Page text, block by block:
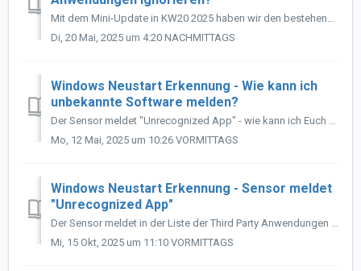
Mit dem Mini-Update in KW20 2025 haben wir den bestehenden Sensor um eine Vielzahl von Einstellungen erweitert, mit welcher man die Erkennung des Sensors be...
Di, 20 Mai, 2025 um 4:20 NACHMITTAGS
Windows Neustart Erkennung - Wie kann ich
unbekannte Software melden?
Der Sensor meldet "Unrecognized App" - wie kann ich Euch solche Software melden, damit sie in Zukunft erkannt wird? Lösung: Bitte sende unser...
Mo, 12 Mai, 2025 um 10:26 VORMITTAGS
Windows Neustart Erkennung - Sensor meldet
"Unrecognized App"
Der Sensor meldet in der Liste der Third Party Anwendungen "Unrecognized App" gefolgt von einem Datei-Pfad. Lösung: Die angezeigte Datei ist...
Mi, 15 Okt, 2025 um 11:10 VORMITTAGS